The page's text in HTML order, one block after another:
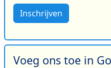
Inschrijven
Voeg ons toe in